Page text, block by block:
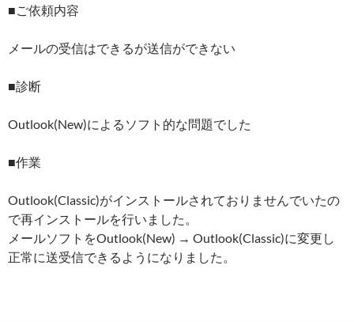
■ご依頼内容
メールの受信はできるが送信ができない
■診断
Outlook(New)によるソフト的な問題でした
■作業
Outlook(Classic)がインストールされておりませんでいたの
で再インストールを行いました。
メールソフトをOutlook(New) → Outlook(Classic)に変更し
正常に送受信できるようになりました。